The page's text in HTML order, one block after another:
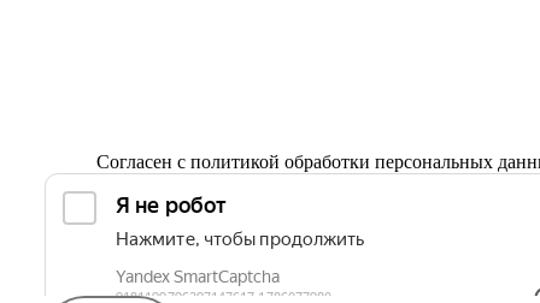
Согласен с политикой обработки персональных